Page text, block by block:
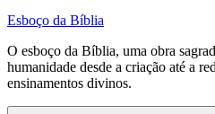
Esboço da Bíblia
O esboço da Bíblia, uma obra
humanidade desde a criação até a
ensinamentos divinos.